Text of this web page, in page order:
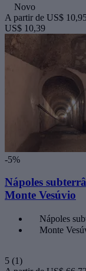
Novo
A partir de US$
US$ 10,39
-5%
Nápoles
Monte Vesúvio
Nápoles
Monte
5 (1)